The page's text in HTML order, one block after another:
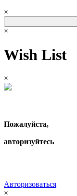
×
×
Wish List
×
Пожалуйста,
авторизуйтесь
Авторизоваться
×